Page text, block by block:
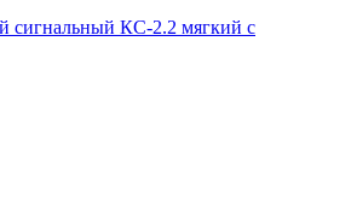
сигнальный КС-2.2 мягкий с